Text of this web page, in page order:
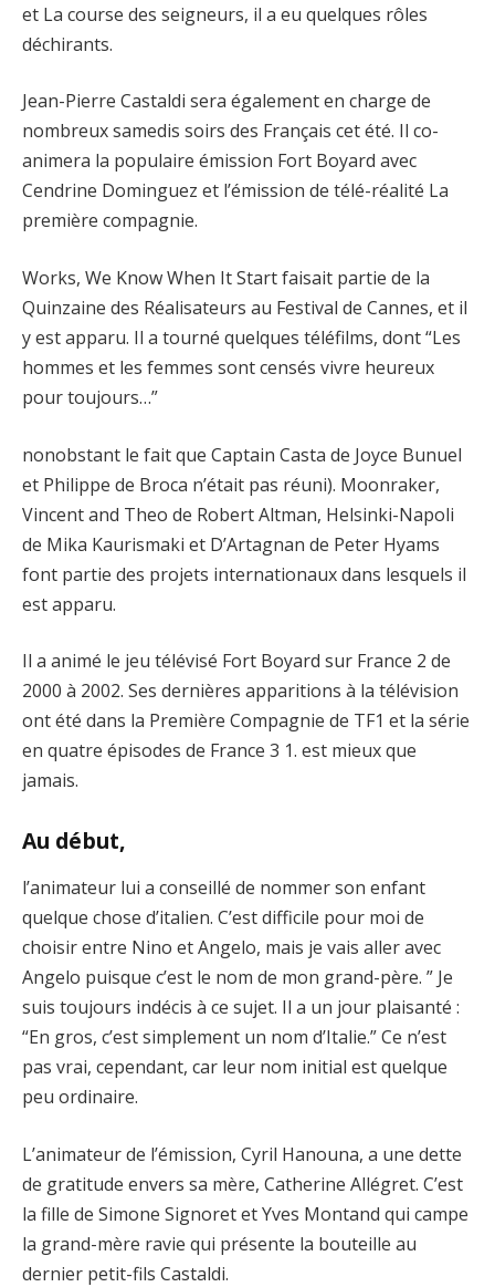
et La course des seigneurs, il a eu quelques rôles
déchirants.
Jean-Pierre Castaldi sera également en charge de
nombreux samedis soirs des Français cet été. Il co-
animera la populaire émission Fort Boyard avec
Cendrine Dominguez et l’émission de télé-réalité La
première compagnie.
Works, We Know When It Start faisait partie de la
Quinzaine des Réalisateurs au Festival de Cannes, et il
y est apparu. Il a tourné quelques téléfilms, dont “Les
hommes et les femmes sont censés vivre heureux
pour toujours…”
nonobstant le fait que Captain Casta de Joyce Bunuel
et Philippe de Broca n’était pas réuni). Moonraker,
Vincent and Theo de Robert Altman, Helsinki-Napoli
de Mika Kaurismaki et D’Artagnan de Peter Hyams
font partie des projets internationaux dans lesquels il
est apparu.
Il a animé le jeu télévisé Fort Boyard sur France 2 de
2000 à 2002. Ses dernières apparitions à la télévision
ont été dans la Première Compagnie de TF1 et la série
en quatre épisodes de France 3 1. est mieux que
jamais.
Au début,
l’animateur lui a conseillé de nommer son enfant
quelque chose d’italien. C’est difficile pour moi de
choisir entre Nino et Angelo, mais je vais aller avec
Angelo puisque c’est le nom de mon grand-père. ” Je
suis toujours indécis à ce sujet. Il a un jour plaisanté :
“En gros, c’est simplement un nom d’Italie.” Ce n’est
pas vrai, cependant, car leur nom initial est quelque
peu ordinaire.
L’animateur de l’émission, Cyril Hanouna, a une dette
de gratitude envers sa mère, Catherine Allégret. C’est
la fille de Simone Signoret et Yves Montand qui campe
la grand-mère ravie qui présente la bouteille au
dernier petit-fils Castaldi.